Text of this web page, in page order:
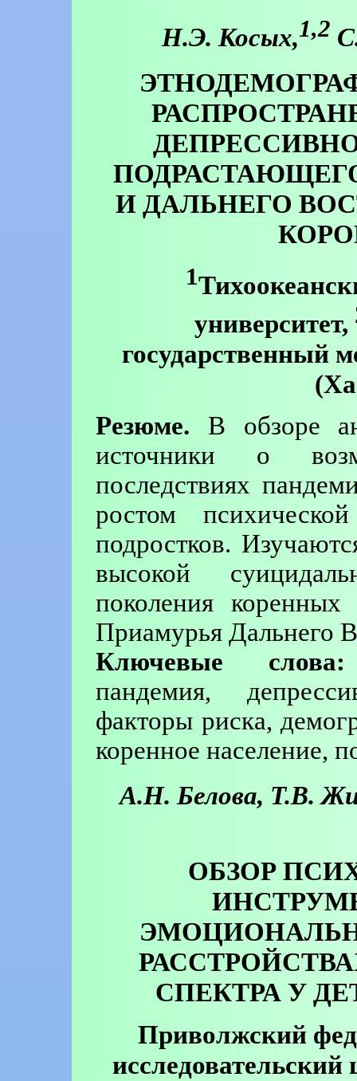
Н.Э. Косых,1,2
И ДАЛЬНЕГО
1
университет,
государственный
Резюме. В обзоре
источники о
последствиях
ростом
подростков.
высокой
поколения
Приамурья Дальнего
Ключевые слова:
пандемия,
факторы риска,
коренное население,
А.Н. Белова, Т.В.
ОБЗОР
СПЕКТРА У
Приволжский